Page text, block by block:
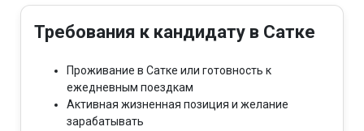
Требования к кандидату в Сатке
Проживание в Сатке или готовность к
ежедневным поездкам
Активная жизненная позиция и желание
зарабатывать